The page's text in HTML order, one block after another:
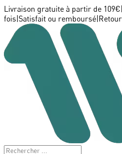
Livraison gratuite à partir de 109€
fois Satisfait ou remboursé